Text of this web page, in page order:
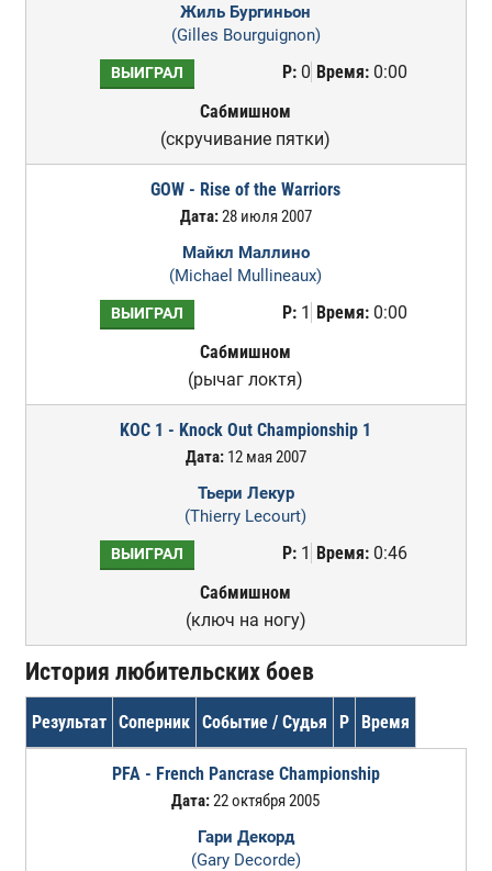
Жиль Бургиньон
(Gilles Bourguignon)
ВЫИГРАЛ Р:0 Время:0:00
Сабмишном
(скручивание пятки)
GOW - Rise of the Warriors
Дата:28 июля 2007
Майкл Маллино
(Michael Mullineaux)
ВЫИГРАЛ Р:1 Время:0:00
Сабмишном
(рычаг локтя)
KOC 1 - Knock Out Championship 1
Дата:12 мая 2007
Тьери Лекур
(Thierry Lecourt)
ВЫИГРАЛ Р:1 Время:0:46
Сабмишном
(ключ на ногу)
История любительских боев
Результат Соперник Событие / Судья Р Время
PFA - French Pancrase Championship
Дата:22 октября 2005
Гари Декорд
(Gary Decorde)